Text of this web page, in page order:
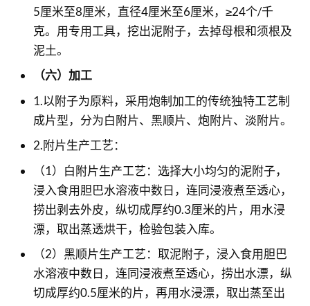
5厘米至8厘米，直径4厘米至6厘米，≥24个/千
克。用专用工具，挖出泥附子，去掉母根和须根及
泥土。
（六）加工
1.以附子为原料，采用炮制加工的传统独特工艺制
成片型，分为白附片、黑顺片、炮附片、淡附片。
2.附片生产工艺：
（1）白附片生产工艺：选择大小均匀的泥附子，
浸入食用胆巴水溶液中数日，连同浸液煮至透心，
捞出剥去外皮，纵切成厚约0.3厘米的片，用水浸
漂，取出蒸透烘干，检验包装入库。
（2）黑顺片生产工艺：取泥附子，浸入食用胆巴
水溶液中数日，连同浸液煮至透心，捞出水漂，纵
切成厚约0.5厘米的片，再用水浸漂，取出蒸至出